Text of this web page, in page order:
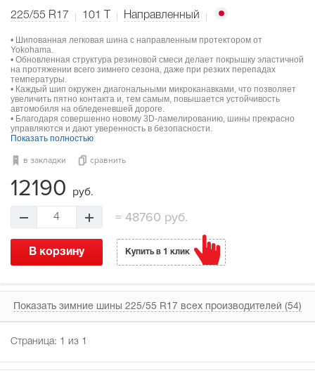
225/55 R17 101 Направленный
• Шипованная легковая шина с направленным протектором от
Yokohama.
• Обновленная структура резиновой смеси делает покрышку эластичной
на протяжении всего зимнего сезона, даже при резких перепадах
температуры.
• Каждый шип окружен диагональными микроканавками, что позволяет
увеличить пятно контакта и, тем самым, повышается устойчивость
автомобиля на обледеневшей дороге.
• Благодаря совершенно новому 3D-ламелированию, шины прекрасно
управляются и дают уверенность в безопасности.
Показать полностью
в закладки сравнить
12190 руб.
4 = 48760 руб.
В корзину Купить в 1 клик
Показать зимние шины 225/55 R17 всех производителей (54)
Страница: 1 из 1